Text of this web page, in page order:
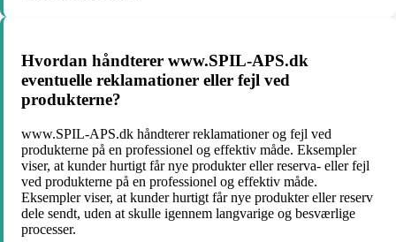
Hvordan håndterer www.SPIL-APS.dk
eventuelle reklamationer eller fejl ved
produkterne?
www.SPIL-APS.dk håndterer reklamationer og fejl ved
produkterne på en professionel og effektiv måde. Eksempler
viser, at kunder hurtigt får nye produkter eller reserva- eller fejl
ved produkterne på en professionel og effektiv måde.
Eksempler viser, at kunder hurtigt får nye produkter eller reserv
dele sendt, uden at skulle igennem langvarige og besværlige
processer.